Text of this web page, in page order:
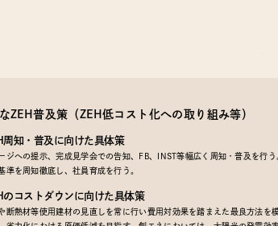
ZEH普及策 （ZEH低コスト化への取り組み等）
周知・普及に向けた具体策
ジへの提示、完成見学会での告知、FB、INST等幅広く周知・普及を行う
準を周知徹底し、社員育成を行う。
のコストダウンに向けた具体策
断熱材等使用建材の見直しを常に行い費用対効果を踏まえた最良方法を